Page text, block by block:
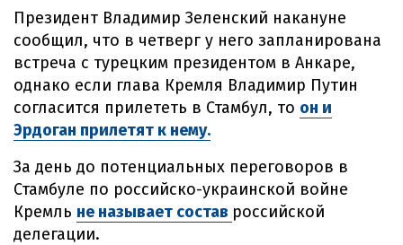
Президент Владимир Зеленский накануне
сообщил, что в четверг у него запланирована
встреча с турецким президентом в Анкаре,
однако если глава Кремля Владимир Путин
согласится прилететь в Стамбул, то он и
Эрдоган прилетят к нему.
За день до потенциальных переговоров в
Стамбуле по российско-украинской войне
Кремль не называет состав российской
делегации.